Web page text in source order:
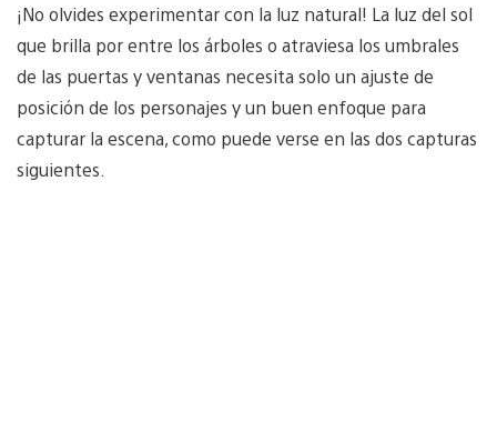
¡No olvides experimentar con la luz natural! La luz del sol
que brilla por entre los árboles o atraviesa los umbrales
de las puertas y ventanas necesita solo un ajuste de
posición de los personajes y un buen enfoque para
capturar la escena, como puede verse en las dos capturas
siguientes.